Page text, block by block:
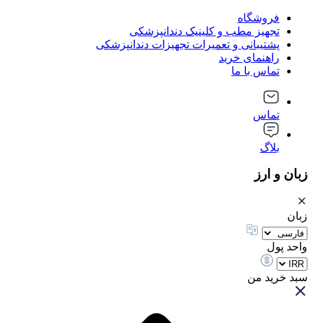
فروشگاه
تجهیز مطب و کلینیک دندانپزشکی
پشتیبانی و تعمیرات تجهیزات دندانپزشکی
راهنمای خرید
تماس با ما
تماس
بلاگ
زبان و ارز
زبان
واحد پول
سبد خرید من